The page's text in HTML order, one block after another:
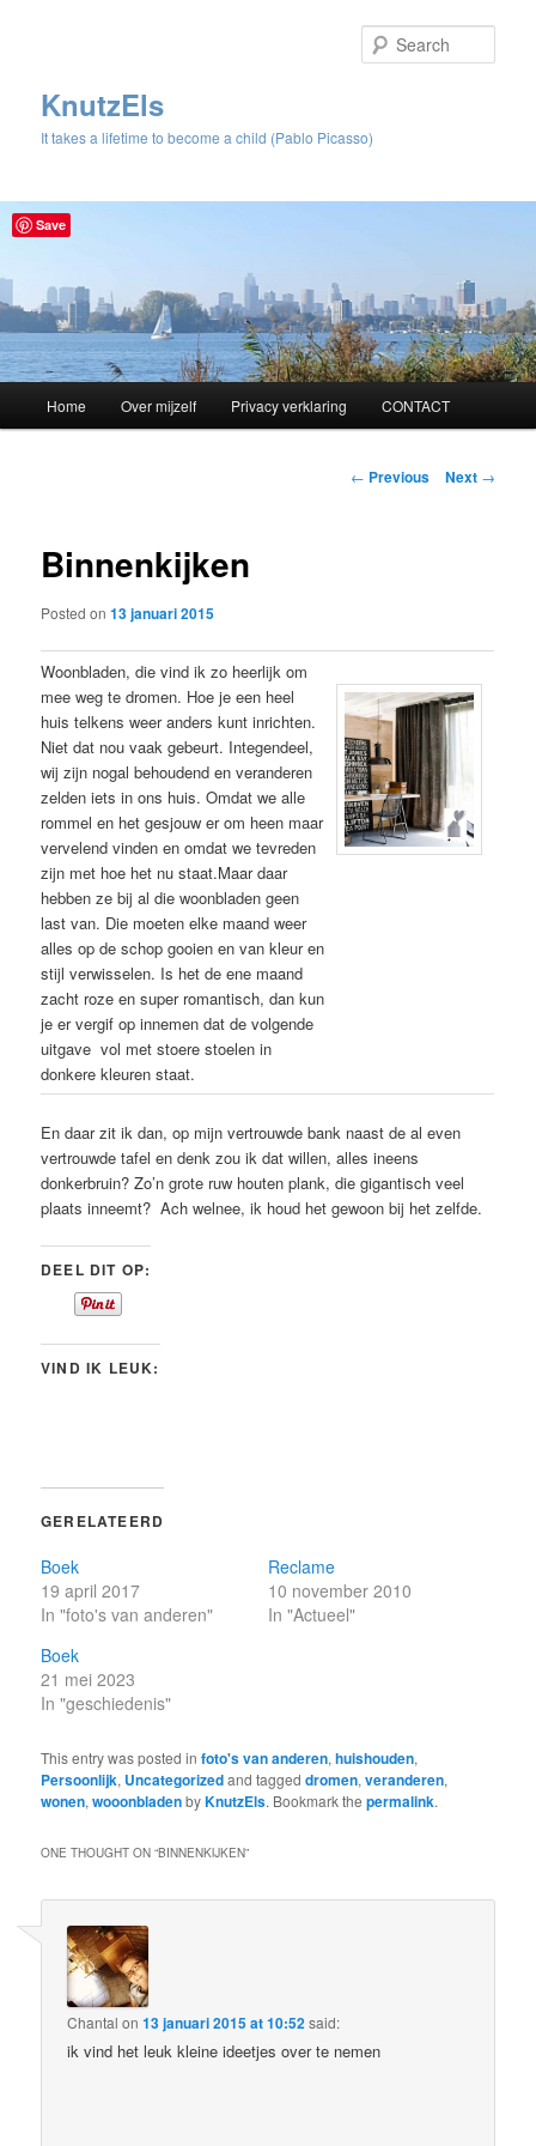
KnutzEls
It takes a lifetime to become a child (Pablo Picasso)
Skip
content
Home Over mijzelf Privacy verklaring CONTACT
Post
← Previous Next →
Binnenkijken
Posted on13 januari 2015
Woonbladen, die vind ik zo heerlijk om
mee weg te dromen. Hoe je een heel
huis telkens weer anders kunt inrichten.
Niet dat nou vaak gebeurt. Integendeel,
wij zijn nogal behoudend en veranderen
zelden iets in ons huis. Omdat we alle
rommel en het gesjouw er om heen maar
vervelend vinden en omdat we tevreden
zijn met hoe het nu staat.Maar daar
hebben ze bij al die woonbladen geen
last van. Die moeten elke maand weer
alles op de schop gooien en van kleur en
stijl verwisselen. Is het de ene maand
zacht roze en super romantisch, dan kun
je er vergif op innemen dat de volgende
uitgave vol met stoere stoelen in
donkere kleuren staat.
En daar zit ik dan, op mijn vertrouwde bank naast de al even
vertrouwde tafel en denk zou ik dat willen, alles ineens
donkerbruin? Zo’n grote ruw houten plank, die gigantisch veel
plaats inneemt? Ach welnee, ik houd het gewoon bij het zelfde.
DEEL DIT OP:
VIND IK LEUK:
GERELATEERD
Boek
19 april 2017
In "foto's van anderen"
Reclame
10 november 2010
In "Actueel"
Boek
21 mei 2023
In "geschiedenis"
This entry was posted infoto's van anderen,huishouden,
Persoonlijk, Uncategorizedand taggeddromen,veranderen,
wonen,wooonbladenbyKnutzEls. Bookmark thepermalink.
ONE THOUGHT ON “BINNENKIJKEN”
Chantal on13 januari 2015 at 10:52said:
ik vind het leuk kleine ideetjes over te nemen
Save